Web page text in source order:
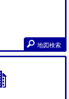
地図検索